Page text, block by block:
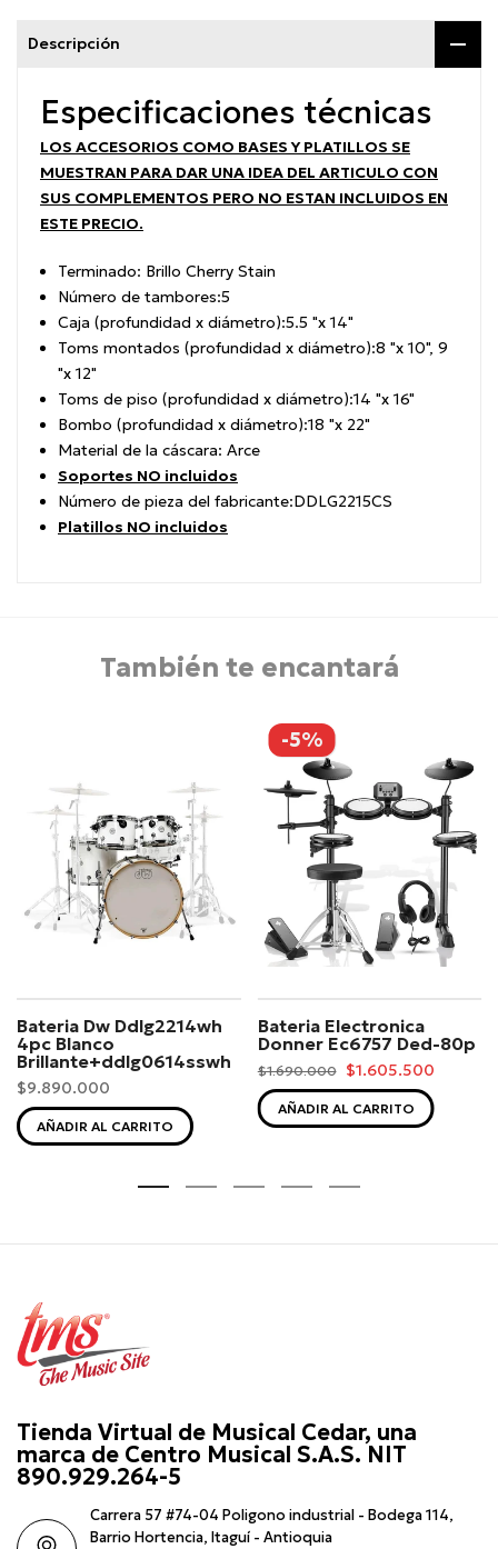
Descripción
Especificaciones técnicas
LOS ACCESORIOS COMO BASES Y PLATILLOS SE
MUESTRAN PARA DAR UNA IDEA DEL ARTICULO CON
SUS COMPLEMENTOS PERO NO ESTAN INCLUIDOS EN
ESTE PRECIO.
Terminado: Brillo Cherry Stain
Número de tambores:5
Caja (profundidad x diámetro):5.5 "x 14"
Toms montados (profundidad x diámetro):8 "x 10", 9
"x 12"
Toms de piso (profundidad x diámetro):14 "x 16"
Bombo (profundidad x diámetro):18 "x 22"
Material de la cáscara: Arce
Soportes NO incluidos
Número de pieza del fabricante:DDLG2215CS
Platillos NO incluidos
También te encantará
Bateria Dw Ddlg2214wh
4pc Blanco
Brillante+ddlg0614sswh
$9.890.000
AÑADIR AL CARRITO
-5%
Bateria Electronica
Donner Ec6757 Ded-80p
$1.690.000 $1.605.500
AÑADIR AL CARRITO
Tienda Virtual de Musical Cedar, una
marca de Centro Musical S.A.S. NIT
890.929.264-5
Carrera 57 #74-04 Poligono industrial - Bodega 114,
Barrio Hortencia, Itaguí - Antioquia